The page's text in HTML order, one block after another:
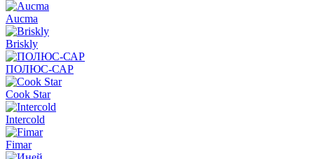
Aucma
Briskly
ПОЛЮС-САР
Cook Star
Intercold
Fimar